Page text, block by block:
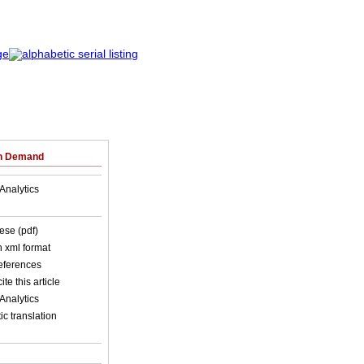
Demand
(pdf)
xml format
this article
translation